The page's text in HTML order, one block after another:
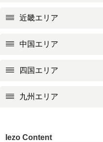
近畿エリア
中国エリア
四国エリア
九州エリア
Iezo Content